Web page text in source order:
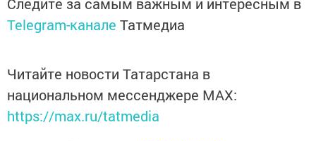
Telegram-канале Татмедиа
Читайте новости Татарстана в
национальном мессенджере MАХ:
https://max.ru/tatmedia